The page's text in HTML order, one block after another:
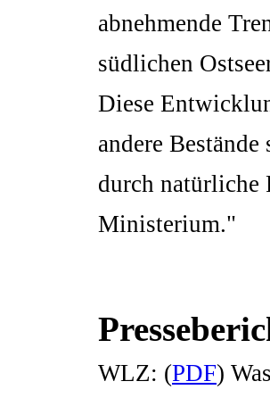
abnehmende
südlichen
Diese
andere
durch natürliche
Ministerium."
WLZ: (PDF)